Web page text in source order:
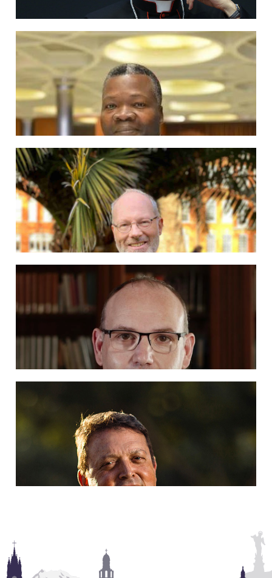
Pablo Martínez
Ampliar información
Hna. Daniela Cannavina, HCMR
Ampliar información
Cardenal Mauro Gambetti, OFMConv
Ampliar información
Monseñor Bienvenu Manamika
Ampliar información
P. Damian Howard, SJ
Ampliar información